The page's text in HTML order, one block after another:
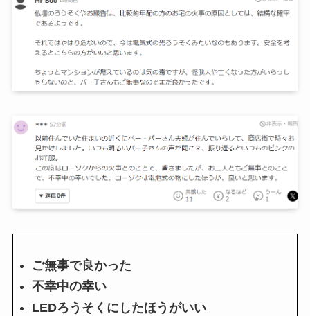
ご無事で良かった
不幸中の幸い
LEDろうそくにしたほうがいい